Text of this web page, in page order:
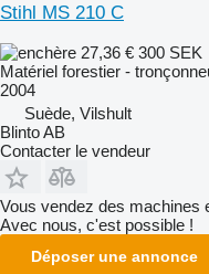
Stihl MS 210 C
27,36 € 300 SEK
Matériel forestier -
2004
Suède, Vilshult
Blinto AB
Contacter le vendeur
Vous vendez des machines
Avec nous, c'est possible !
Déposer une annonce